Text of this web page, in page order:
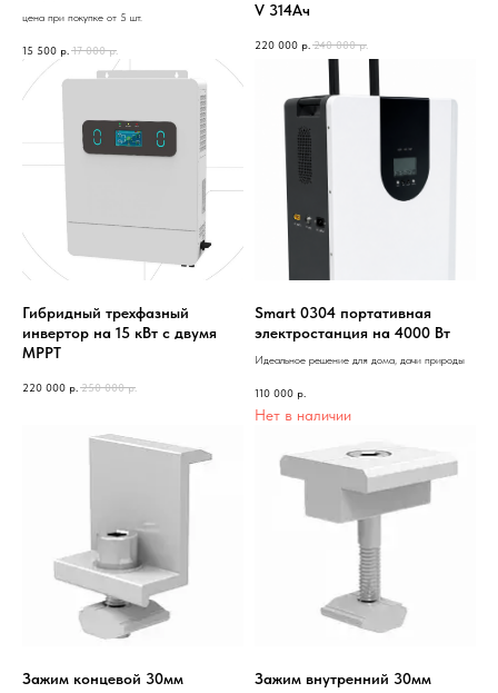
цена при покупке от 5 шт.
15 500 р. 17 000 р.
V 314Aч
220 000 р. 240 000 р.
Гибридный трехфазный
инвертор на 15 кВт с двумя
MPPT
220 000 р. 250 000 р.
Smart 0304 портативная
электростанция на 4000 Вт
Идеальное решение для дома, дачи природы
110 000 р.
Нет в наличии
Зажим концевой 30мм Зажим внутренний 30мм